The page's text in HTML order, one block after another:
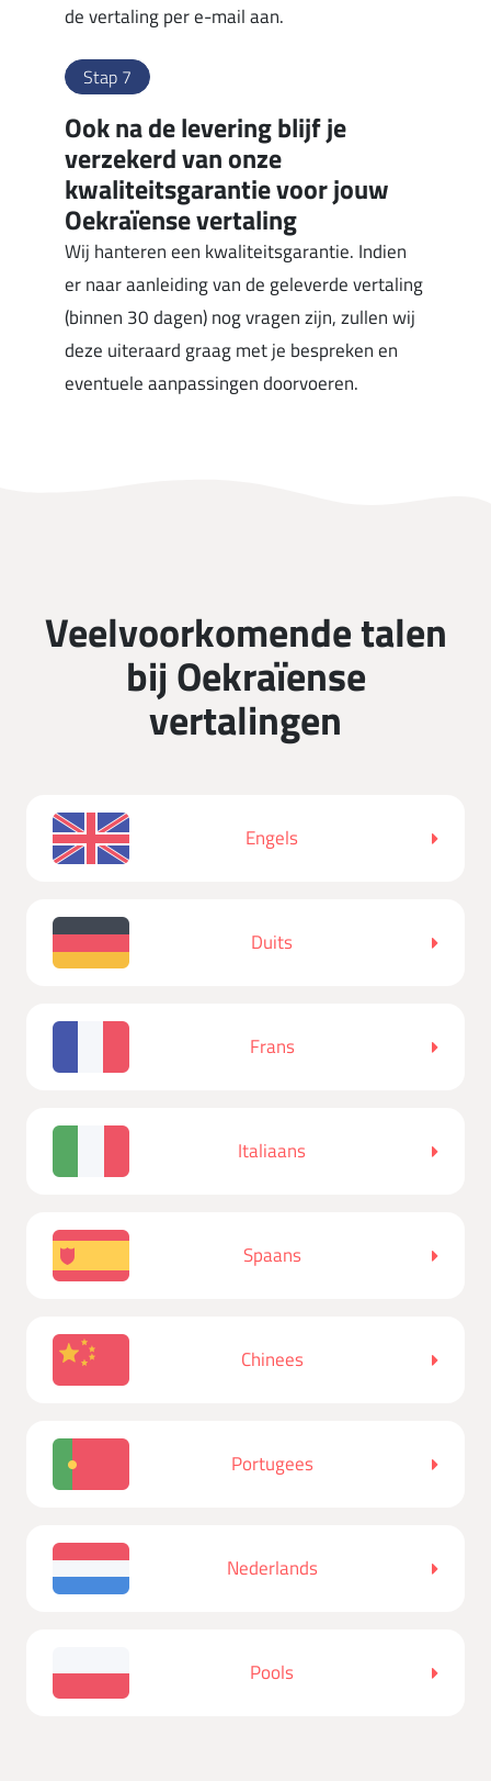
de vertaling per e-mail aan.
Stap 7
Ook na de levering blijf je
verzekerd van onze
kwaliteitsgarantie voor jouw
Oekraïense vertaling
Wij hanteren een kwaliteitsgarantie. Indien
er naar aanleiding van de geleverde vertaling
(binnen 30 dagen) nog vragen zijn, zullen wij
deze uiteraard graag met je bespreken en
eventuele aanpassingen doorvoeren.
Veelvoorkomende talen
bij Oekraïense
vertalingen
Engels
Duits
Frans
Italiaans
Spaans
Chinees
Portugees
Nederlands
Pools